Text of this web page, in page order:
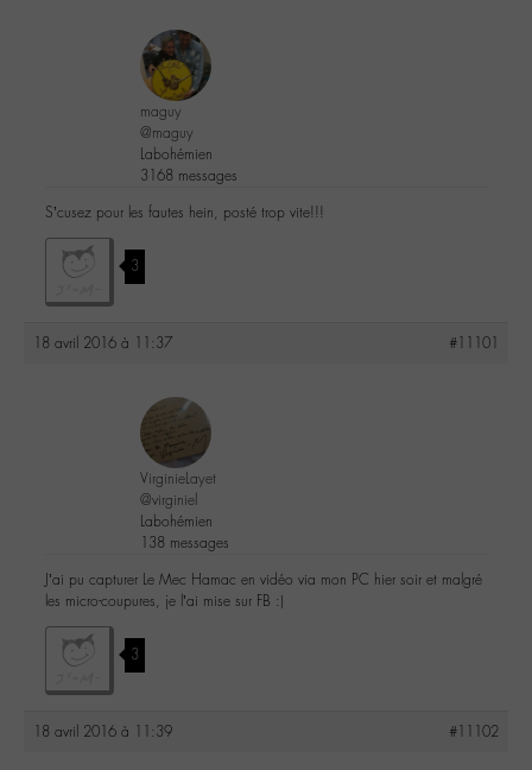
maguy
@maguy
Labohémien
3168 messages
S’cusez pour les fautes hein, posté trop vite!!!
3
18 avril 2016 à 11:37 #11101
VirginieLayet
@virginiel
Labohémien
138 messages
J’ai pu capturer Le Mec Hamac en vidéo via mon PC hier soir et malgré
les micro-coupures, je l’ai mise sur FB :)
3
18 avril 2016 à 11:39 #11102